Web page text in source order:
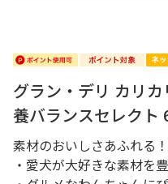
グラン・デリ カリ
養バランスセレクト
素材のおいしさあふれる！
・愛犬が大好きな素材を